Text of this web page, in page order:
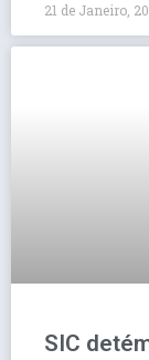
21 de Janeiro,
SIC